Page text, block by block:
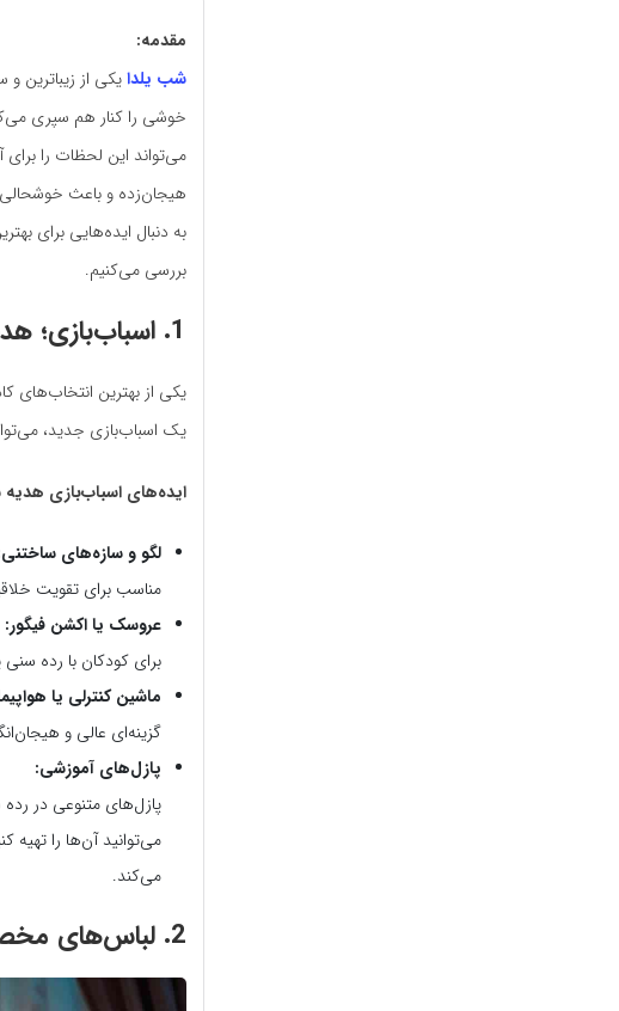
مقدمه:
شب یلدایکی از
خوشی را کنار هم سپری
می‌تواند این لحظات را برای
هیجان‌زده و باعث
بررسی می‌کنیم.
1. اسباب‌بازی؛
یکی از بهترین انتخاب‌های
یک اسباب‌بازی جدید،
ایده‌های اسباب‌بازی
لگو و سازه‌های
مناسب برای تقویت
عروسک یا اکشن فیگور:
برای کودکان با رده
ماشین کنترلی یا
گزینه‌ای عالی و
پازل‌های آموزشی:
پازل‌های متنوعی در
می‌توانید آن‌ها را تهیه
می‌کند.
2. لباس‌های